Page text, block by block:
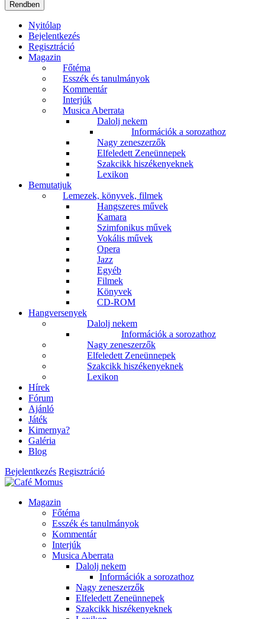
Nyitólap
Bejelentkezés
Regisztráció
Magazin
Főtéma
Esszék és tanulmányok
Kommentár
Interjúk
Musica Aberrata
Dalolj nekem
Információk a sorozathoz
Nagy zeneszerzők
Elfeledett Zeneünnepek
Szakcikk hiszékenyeknek
Lexikon
Bemutatjuk
Lemezek, könyvek, filmek
Hangszeres művek
Kamara
Szimfonikus művek
Vokális művek
Opera
Jazz
Egyéb
Filmek
Könyvek
CD-ROM
Hangversenyek
Dalolj nekem
Információk a sorozathoz
Nagy zeneszerzők
Elfeledett Zeneünnepek
Szakcikk hiszékenyeknek
Lexikon
Hírek
Fórum
Ajánló
Játék
Kimernya?
Galéria
Blog
Bejelentkezés Regisztráció
Magazin
Főtéma
Esszék és tanulmányok
Kommentár
Interjúk
Musica Aberrata
Dalolj nekem
Információk a sorozathoz
Nagy zeneszerzők
Elfeledett Zeneünnepek
Szakcikk hiszékenyeknek